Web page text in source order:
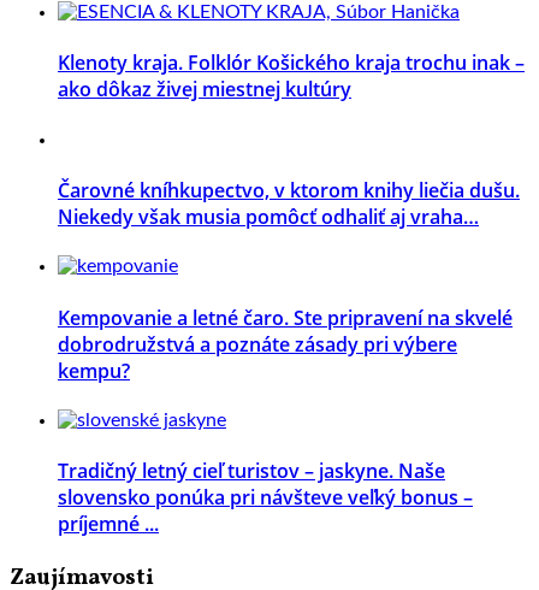
Klenoty kraja. Folklór Košického kraja trochu inak –
ako dôkaz živej miestnej kultúry
Čarovné kníhkupectvo, v ktorom knihy liečia dušu.
Niekedy však musia pomôcť odhaliť aj vraha…
Kempovanie a letné čaro. Ste pripravení na skvelé
dobrodružstvá a poznáte zásady pri výbere
kempu?
Tradičný letný cieľ turistov – jaskyne. Naše
slovensko ponúka pri návšteve veľký bonus –
príjemné ...
Zaujímavosti